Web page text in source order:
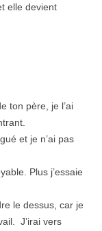
elle devient
ton père, je l’ai
et je n’ai pas
Plus j’essaie
le dessus, car je
J’irai vers